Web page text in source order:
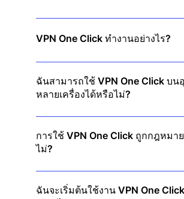
ไม่เลย! เซิร์ฟเวอร์ความเร็วสูงของเราทำ
สตรีม และดาวน์โหลดราบรื่นไม่มีสะดุด
VPN One Click ทำงานอย่างไร?
VPN One Click เข้ารหัสการรับส่งข้อมูล
อินเทอร์เน็ตของคุณและซ่อนที่อยู่ IP ขอ
คุณปลอดภัยและไม่เปิดเผยตัวตนเมื่อใช้ง
ฉันสามารถใช้ VPN One Click บ
หลายเครื่องได้หรือไม่?
ใช่! การสมัครสมาชิกครั้งเดียวครอบคลุ
เครื่อง คุณจึงได้รับการปกป้องจากอุปกร
คุณ
การใช้ VPN One Click ถูกกฎหมา
ไม่?
ใช่ VPN ถูกกฎหมายในประเทศส่วนใหญ่
เราขอแนะนำให้ตรวจสอบกฎระเบียบใน
ฉันจะเริ่มต้นใช้งาน VPN One